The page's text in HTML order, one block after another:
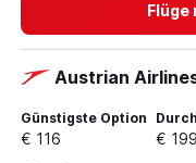
Austrian
Günstigste Option
€ 116 € 199